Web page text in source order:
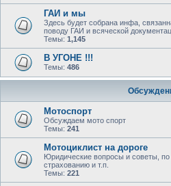
ГАИ и мы
Здесь будет собрана инфа,
поводу ГАИ и всяческой
Темы: 1,145
В УГОНЕ !!!
Темы: 486
Мотоспорт
Обсуждаем мото спорт
Темы: 241
Мотоциклист на дороге
Юридические вопросы и советы, по
страхованию и т.п.
Темы: 221